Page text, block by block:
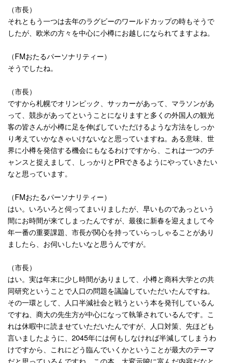
（市長）
それともう一つは去年のラグビーのワールドカップの時もそうで
したが、欧米の方々を中心に小樽にお越しになられてますよね。
（FMおたるパーソナリティー）
そうでしたね。
（市長）
ですから札幌でオリンピック、サッカーがあって、マラソンがあ
って、競歩があってということになりますと多くの外国人の観光
客の皆さんが小樽に足を伸ばしていただけるような方法をしっか
り考えていかなきゃいけないなと思っていますね。ある意味、世
界に小樽を発信する機会にもなるわけですから、これは一つのチ
ャンスと捉えまして、しっかりとPRできるようにやっていきたい
なと思っています。
（FMおたるパーソナリティー）
はい。いろいろと伺ってまいりましたが、早いものであっという
間にお時間が来てしまったんですが、最後に新春を迎えまして今
年一番の重要課題、市長が関心を持っていらっしゃることがあり
ましたら、お伺いしたいなと思うんですが。
（市長）
はい。実は年末に少し時間がありまして、小樽と商科大学との共
同研究ということで人口の問題を議論していただいたんですね。
その一環として、人口半減社会と戦うという本を発刊しているん
ですね、商大の先生方が中心になって執筆されているんです。こ
れは休暇中に読ませていただいたんですが、人口対策、先ほども
言いましたように、 2045年には何もしなければ半減してしまうわ
けですから、これにどう臨んでいくかということが最大のテーマ
だと思っているんですね。この本、大変示唆に富んだ内容だなと